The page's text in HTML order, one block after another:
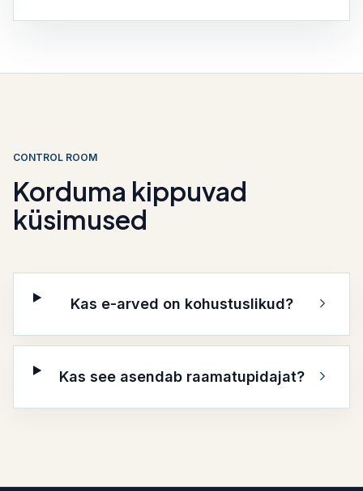
CONTROL ROOM
Korduma kippuvad
küsimused
Kas e-arved on kohustuslikud?
Kas see asendab raamatupidajat?